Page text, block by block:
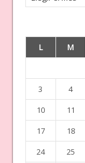
L
M
3
4
10
11
17
18
24
25